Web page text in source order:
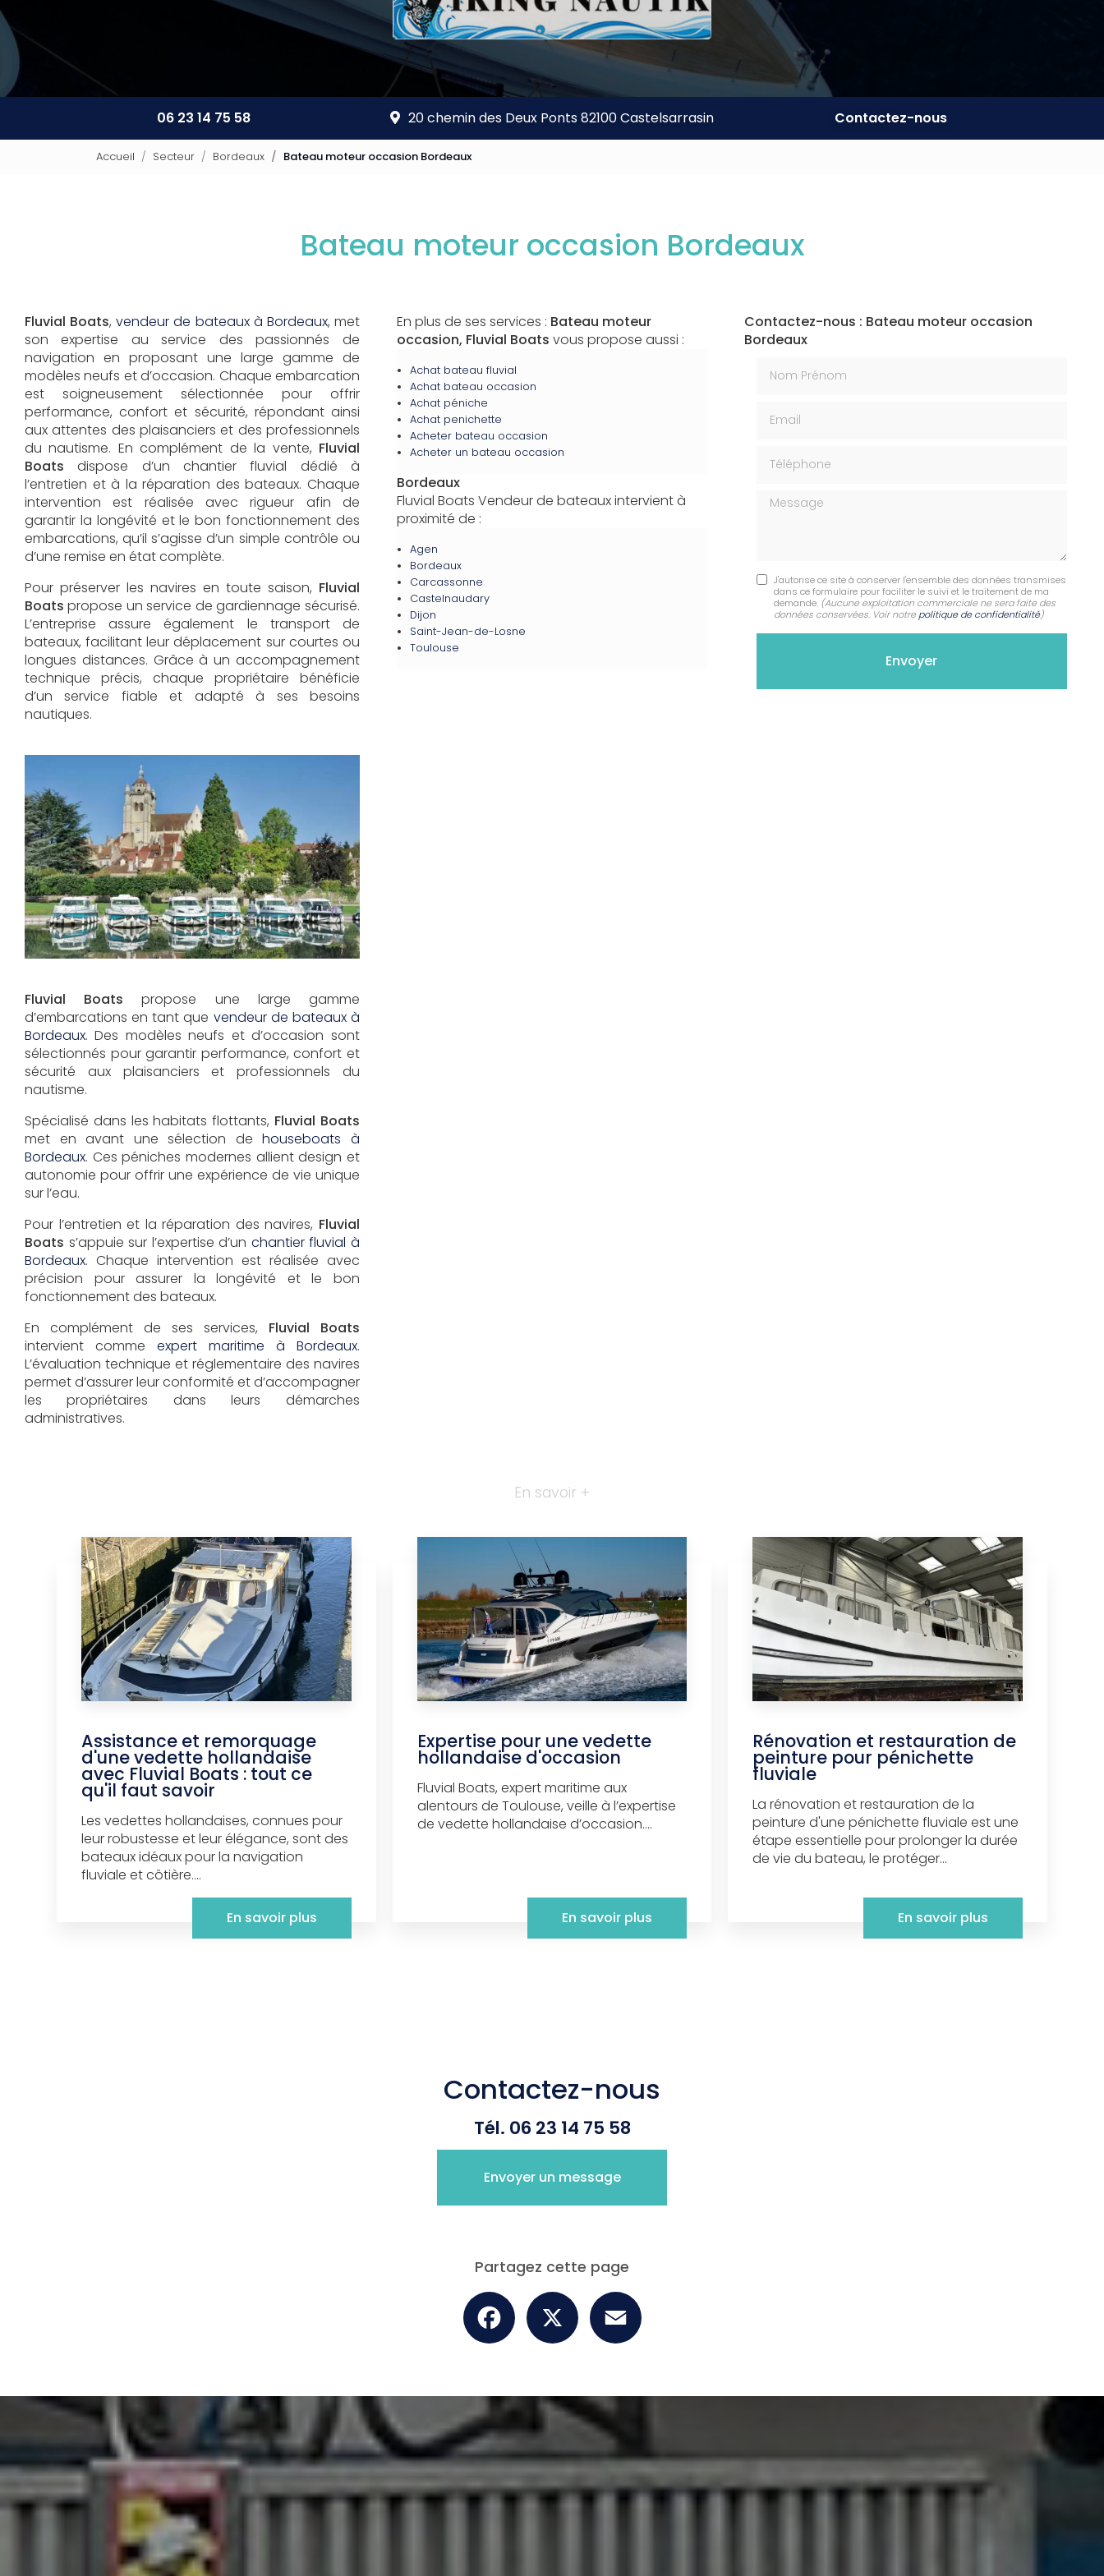
06 23 14 75 58 20 chemin des Deux Ponts 82100 Castelsarrasin Contactez-nous
Accueil Secteur Bordeaux Bateau moteur occasion Bordeaux
Bateau moteur occasion Bordeaux
Fluvial Boats,vendeur de bateaux à Bordeaux, met
son expertise au service des passionnés de
navigation en proposant une large gamme de
modèles neufs et d’occasion. Chaque embarcation
est soigneusement sélectionnée pour offrir
performance, confort et sécurité, répondant ainsi
aux attentes des plaisanciers et des professionnels
du nautisme. En complément de la vente, Fluvial
Boats dispose d’un chantier fluvial dédié à
l’entretien et à la réparation des bateaux. Chaque
intervention est réalisée avec rigueur afin de
garantir la longévité et le bon fonctionnement des
embarcations, qu’il s’agisse d’un simple contrôle ou
d’une remise en état complète.
Pour préserver les navires en toute saison, Fluvial
Boats propose un service de gardiennage sécurisé.
L’entreprise assure également le transport de
bateaux, facilitant leur déplacement sur courtes ou
longues distances. Grâce à un accompagnement
technique précis, chaque propriétaire bénéficie
d’un service fiable et adapté à ses besoins
nautiques.
Fluvial Boats propose une large gamme
d’embarcations en tant que vendeur de bateaux à
Bordeaux. Des modèles neufs et d’occasion sont
sélectionnés pour garantir performance, confort et
sécurité aux plaisanciers et professionnels du
nautisme.
Spécialisé dans les habitats flottants, Fluvial Boats
met en avant une sélection dehouseboats à
Bordeaux. Ces péniches modernes allient design et
autonomie pour offrir une expérience de vie unique
sur l’eau.
Pour l’entretien et la réparation des navires, Fluvial
Boats s’appuie sur l’expertise d’un chantier fluvial à
Bordeaux. Chaque intervention est réalisée avec
précision pour assurer la longévité et le bon
fonctionnement des bateaux.
En complément de ses services, Fluvial Boats
intervient comme expert maritime à Bordeaux.
L’évaluation technique et réglementaire des navires
permet d’assurer leur conformité et d’accompagner
les propriétaires dans leurs démarches
administratives.
En plus de ses services : Bateau moteur
occasion, Fluvial Boats vous propose aussi :
Achat bateau fluvial
Achat bateau occasion
Achat péniche
Achat penichette
Acheter bateau occasion
Acheter un bateau occasion
Bordeaux
Fluvial Boats Vendeur de bateaux intervient à
proximité de :
Agen
Bordeaux
Carcassonne
Castelnaudary
Dijon
Saint-Jean-de-Losne
Toulouse
Contactez-nous : Bateau moteur occasion
Bordeaux
Message
J'autorise ce site à conserver l'ensemble des données transmises
dans ce formulaire pour faciliter le suivi et le traitement de ma
demande. (Aucune exploitation commerciale ne sera faite des
données conservées. Voir notre politique de confidentialité)
En savoir +
Assistance et remorquage
d'une vedette hollandaise
avec Fluvial Boats : tout ce
qu'il faut savoir
Les vedettes hollandaises, connues pour
leur robustesse et leur élégance, sont des
bateaux idéaux pour la navigation
fluviale et côtière....
En savoir plus
Expertise pour une vedette
hollandaise d'occasion
Fluvial Boats, expert maritime aux
alentours de Toulouse, veille à l’expertise
de vedette hollandaise d’occasion....
En savoir plus
Rénovation et restauration de
peinture pour pénichette
fluviale
La rénovation et restauration de la
peinture d'une pénichette fluviale est une
étape essentielle pour prolonger la durée
de vie du bateau, le protéger...
En savoir plus
Contactez-nous
Tél. 06 23 14 75 58
Envoyer un message
Partagez cette page
Facebook